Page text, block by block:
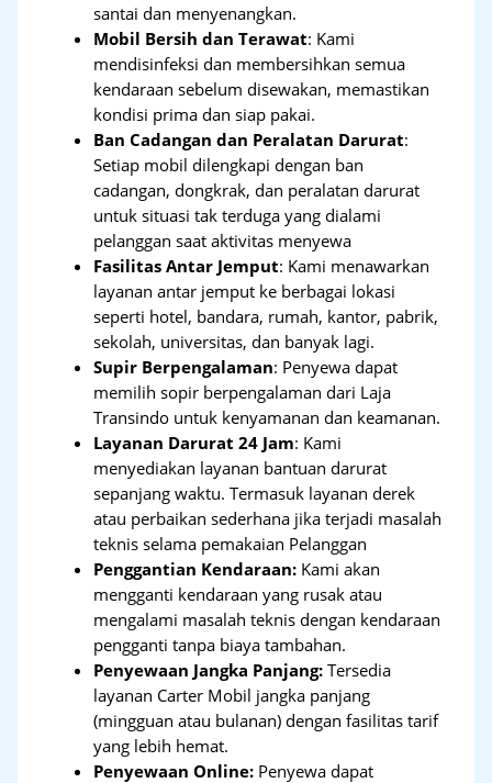
santai dan menyenangkan.
Mobil Bersih dan Terawat: Kami
mendisinfeksi dan membersihkan semua
kendaraan sebelum disewakan, memastikan
kondisi prima dan siap pakai.
Ban Cadangan dan Peralatan Darurat:
Setiap mobil dilengkapi dengan ban
cadangan, dongkrak, dan peralatan darurat
untuk situasi tak terduga yang dialami
pelanggan saat aktivitas menyewa
Fasilitas Antar Jemput: Kami menawarkan
layanan antar jemput ke berbagai lokasi
seperti hotel, bandara, rumah, kantor, pabrik,
sekolah, universitas, dan banyak lagi.
Supir Berpengalaman: Penyewa dapat
memilih sopir berpengalaman dari Laja
Transindo untuk kenyamanan dan keamanan.
Layanan Darurat 24 Jam: Kami
menyediakan layanan bantuan darurat
sepanjang waktu. Termasuk layanan derek
atau perbaikan sederhana jika terjadi masalah
teknis selama pemakaian Pelanggan
Penggantian Kendaraan: Kami akan
mengganti kendaraan yang rusak atau
mengalami masalah teknis dengan kendaraan
pengganti tanpa biaya tambahan.
Penyewaan Jangka Panjang: Tersedia
layanan Carter Mobil jangka panjang
(mingguan atau bulanan) dengan fasilitas tarif
yang lebih hemat.
Penyewaan Online: Penyewa dapat